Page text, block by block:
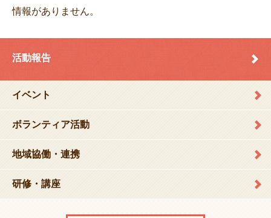
情報がありません。
活動報告
イベント
ボランティア活動
地域協働・連携
研修・講座